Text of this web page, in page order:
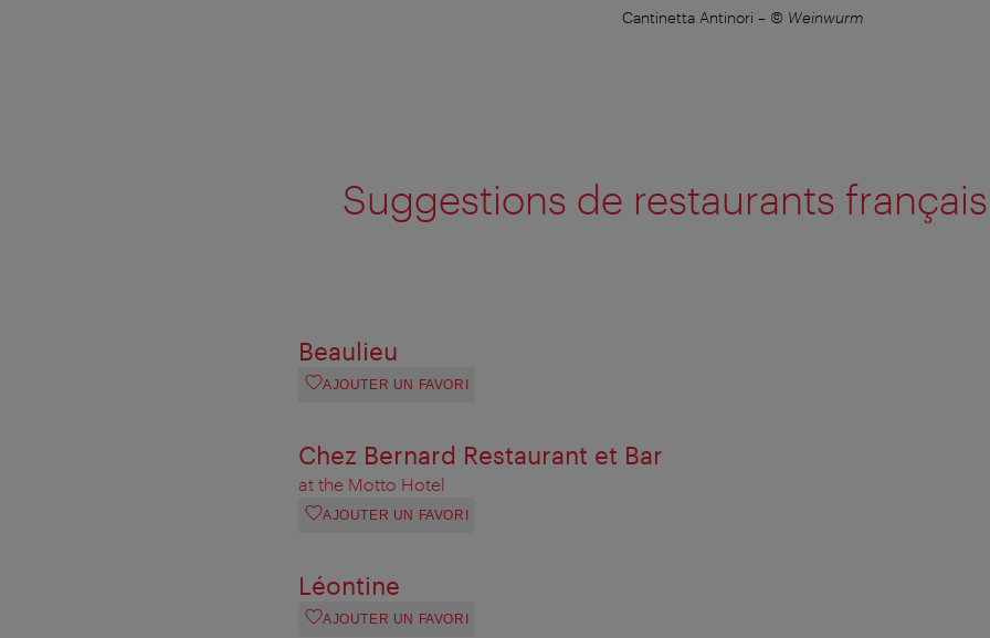
Cantinetta Antinori – © Weinwurm
Suggestions de restaurants
Beaulieu
AJOUTER UN FAVORI
Chez Bernard Restaurant et Bar
at the Motto Hotel
AJOUTER UN FAVORI
Léontine
AJOUTER UN FAVORI